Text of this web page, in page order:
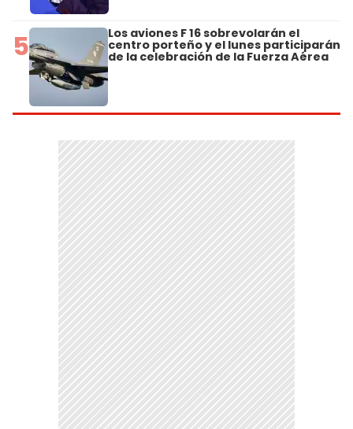
5 Los aviones F 16 sobrevolarán el
centro porteño y el lunes participarán
de la celebración de la Fuerza Aérea